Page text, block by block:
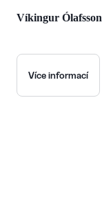
Víkingur Ólafsson
Více informací